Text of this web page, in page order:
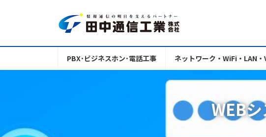
PBX･ビジネスホン･電話工事 ネットワーク・WiFi・LAN・
WEB